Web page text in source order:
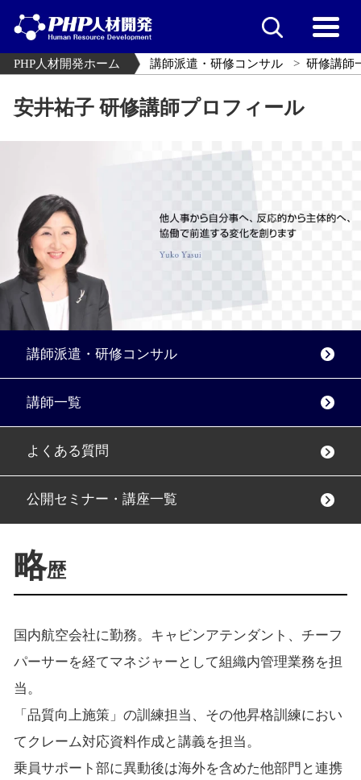
PHP人材開発ホーム 講師派遣・研修コンサル 研修講師
安井祐子 研修講師プロフィール
講師派遣・研修コンサル
講師一覧
よくある質問
公開セミナー・講座一覧
略歴
国内航空会社に勤務。キャビンアテンダント、チーフ
パーサーを経てマネジャーとして組織内管理業務を担
当。
「品質向上施策」の訓練担当、その他昇格訓練におい
てクレーム対応資料作成と講義を担当。
乗員サポート部に異動後は海外を含めた他部門と連携